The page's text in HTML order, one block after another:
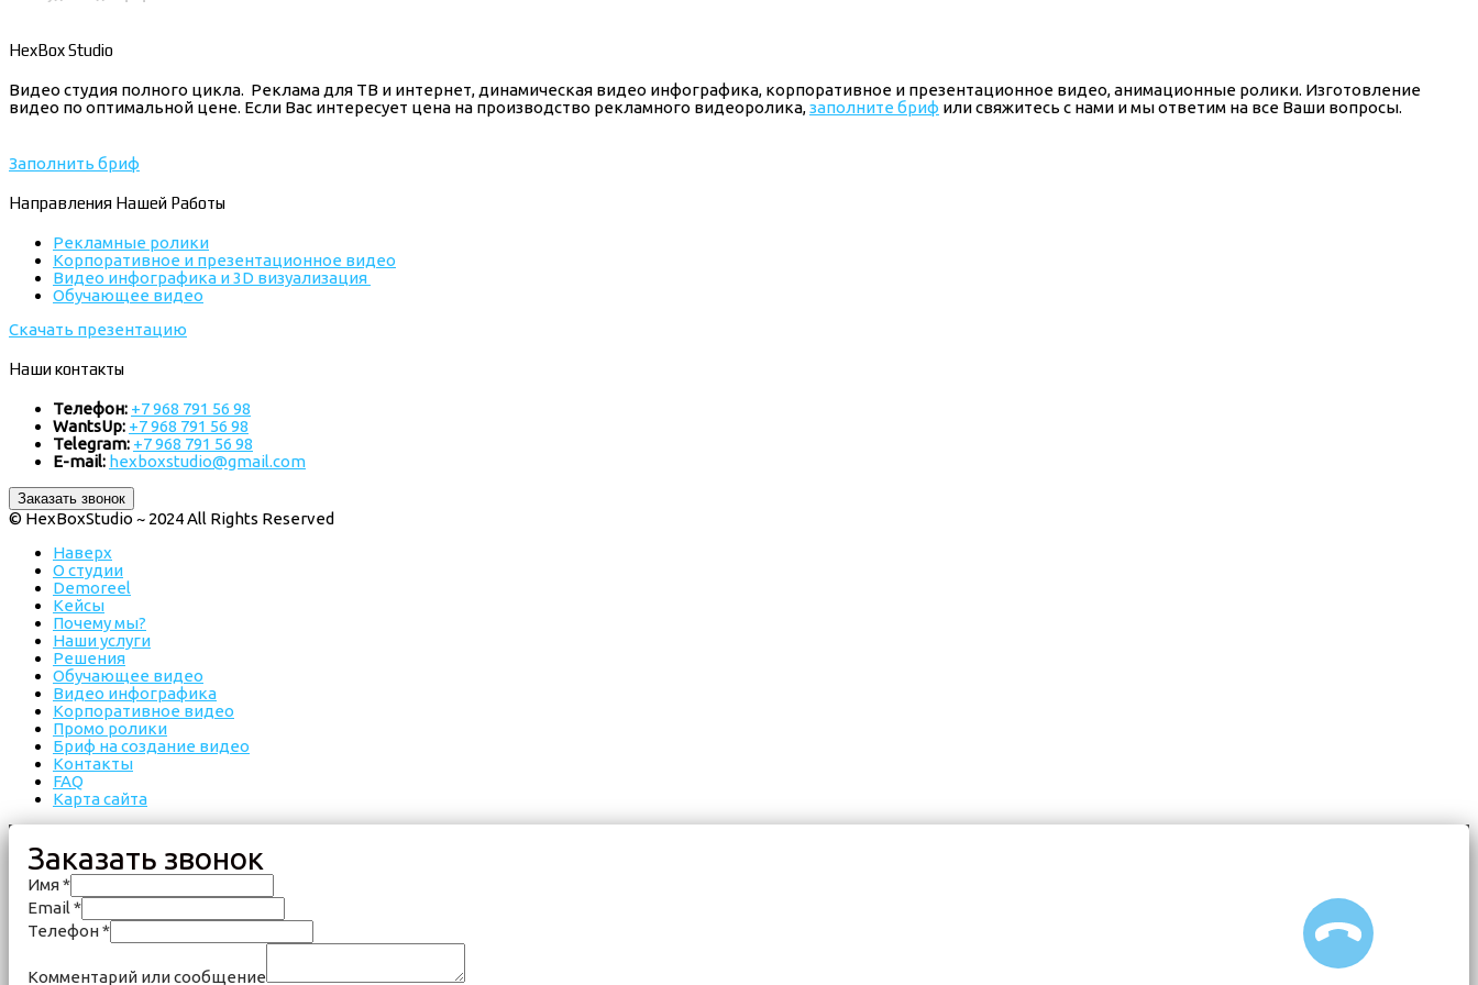
HexBox Studio
Видео студия полного цикла. Реклама для ТВ и интернет, динамическая видео инфографика, корпоративное и презентационное видео, анимационные ролики. Изготовление
видео по оптимальной цене. Если Вас интересует цена на производство рекламного видеоролика,заполните бриф или свяжитесь с нами и мы ответим на все Ваши вопросы.
Заполнить бриф
Направления Нашей Работы
Рекламные ролики
Корпоративное и презентационное видео
Видео инфографика и 3D визуализация
Обучающее видео
Скачать презентацию
Наши контакты
Телефон: +7 968 791 56 98
WantsUp: +7 968 791 56 98
Telegram: +7 968 791 56 98
E-mail: hexboxstudio@gmail.com
Заказать звонок
© HexBoxStudio ~ 2024 All Rights Reserved
Наверх
О студии
Demoreel
Кейсы
Почему мы?
Наши услуги
Решения
Обучающее видео
Видео инфографика
Корпоративное видео
Промо ролики
Бриф на создание видео
Контакты
FAQ
Карта сайта
Заказать звонок
Имя*
Email *
Телефон*
Комментарий или сообщение